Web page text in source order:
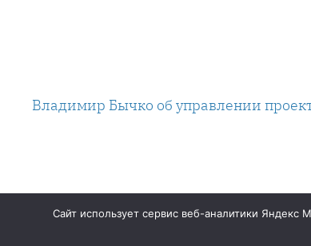
Владимир Бычко об управлении
Сайт использует сервис веб-аналитики Яндекс